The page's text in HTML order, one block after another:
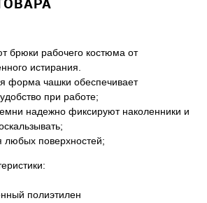
брюки рабочего костюма от
истирания.
форма чашки обеспечивает
при работе;
надежно фиксируют наколенники и
любых поверхностей;
полиэтилен